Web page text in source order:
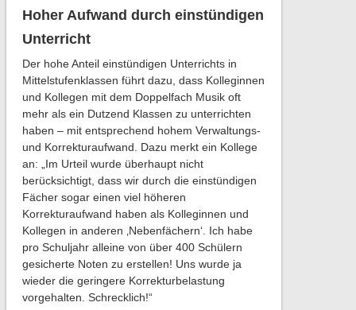
Hoher Aufwand durch einstündigen
Unterricht
Der hohe Anteil einstündigen Unterrichts in
Mittelstufenklassen führt dazu, dass Kolleginnen
und Kollegen mit dem Doppelfach Musik oft
mehr als ein Dutzend Klassen zu unterrichten
haben – mit entsprechend hohem Verwaltungs-
und Korrekturaufwand. Dazu merkt ein Kollege
an: „Im Urteil wurde überhaupt nicht
berücksichtigt, dass wir durch die einstündigen
Fächer sogar einen viel höheren
Korrekturaufwand haben als Kolleginnen und
Kollegen in anderen ‚Nebenfächern‘. Ich habe
pro Schuljahr alleine von über 400 Schülern
gesicherte Noten zu erstellen! Uns wurde ja
wieder die geringere Korrekturbelastung
vorgehalten. Schrecklich!“